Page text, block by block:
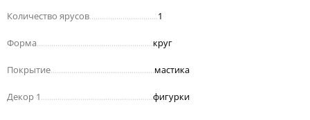
Количество ярусов 1
Форма круг
Покрытие мастика
Декор 1 фигурки